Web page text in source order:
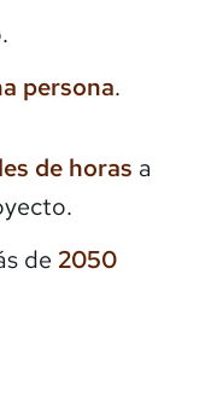
persona.
de horas a
de 2050